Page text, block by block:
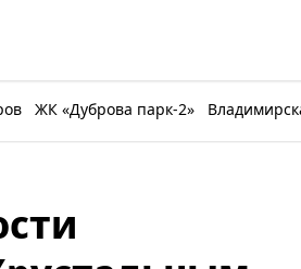
ЖК «Дуброва парк-2»